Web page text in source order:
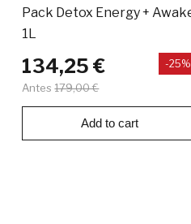
Pack Detox Energy +
1L
134,25 €
Antes 179,00 €
-25%
Add to cart